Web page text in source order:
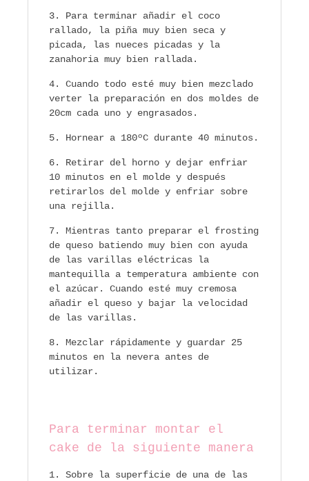
Para terminar añadir el coco
rallado, la piña muy bien seca y
picada, las nueces picadas y la
zanahoria muy bien rallada.
Cuando todo esté muy bien mezclado
verter la preparación en dos moldes de
20cm cada uno y engrasados.
Hornear a 180ºC durante 40 minutos.
Retirar del horno y dejar enfriar
10 minutos en el molde y después
retirarlos del molde y enfriar sobre
una rejilla.
Mientras tanto preparar el frosting
de queso batiendo muy bien con ayuda
de las varillas eléctricas la
mantequilla a temperatura ambiente con
el azúcar. Cuando esté muy cremosa
añadir el queso y bajar la velocidad
de las varillas.
Mezclar rápidamente y guardar 25
minutos en la nevera antes de
utilizar.
Para terminar montar el
cake de la siguiente manera
Sobre la superficie de una de las